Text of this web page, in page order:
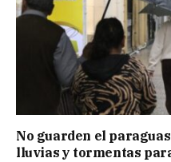
No guarden el
lluvias y tormentas